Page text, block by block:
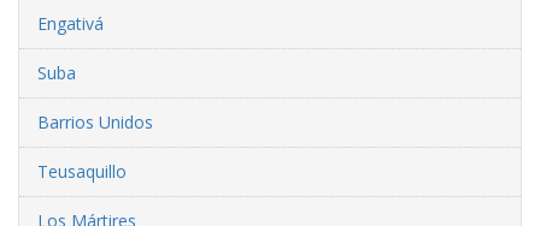
Engativá
Suba
Barrios Unidos
Teusaquillo
Los Mártires